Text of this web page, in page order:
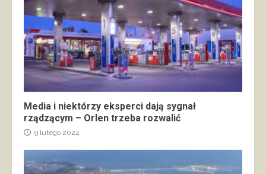
Media i niektórzy eksperci dają sygnał
rządzącym – Orlen trzeba rozwalić
9 lutego 2024